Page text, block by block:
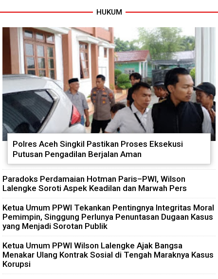
Warung Kopi Jadi Ruang
Jaga Keamanan Lingkungan
Program TNI AD Manunggal Air
Polytank di Simpang Kiri
HUKUM
Polres Aceh Singkil Pastikan Proses Eksekusi
Putusan Pengadilan Berjalan Aman
Paradoks Perdamaian Hotman Paris–PWI, Wilson
Lalengke Soroti Aspek Keadilan dan Marwah Pers
Ketua Umum PPWI Tekankan Pentingnya Integritas Moral
Pemimpin, Singgung Perlunya Penuntasan Dugaan Kasus
yang Menjadi Sorotan Publik
Ketua Umum PPWI Wilson Lalengke Ajak Bangsa
Menakar Ulang Kontrak Sosial di Tengah Maraknya Kasus
Korupsi